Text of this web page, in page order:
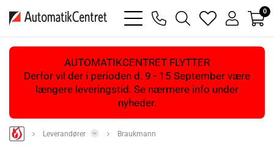
bars
light
phone
magnifying
glass
heart
light
user
light
0
AUTOMATIKCENTRET FLYTTER
Derfor vil der i perioden d. 9 - 15 September være
længere leveringstid. Se nærmere info under
nyheder.
Leverandører Braukmann